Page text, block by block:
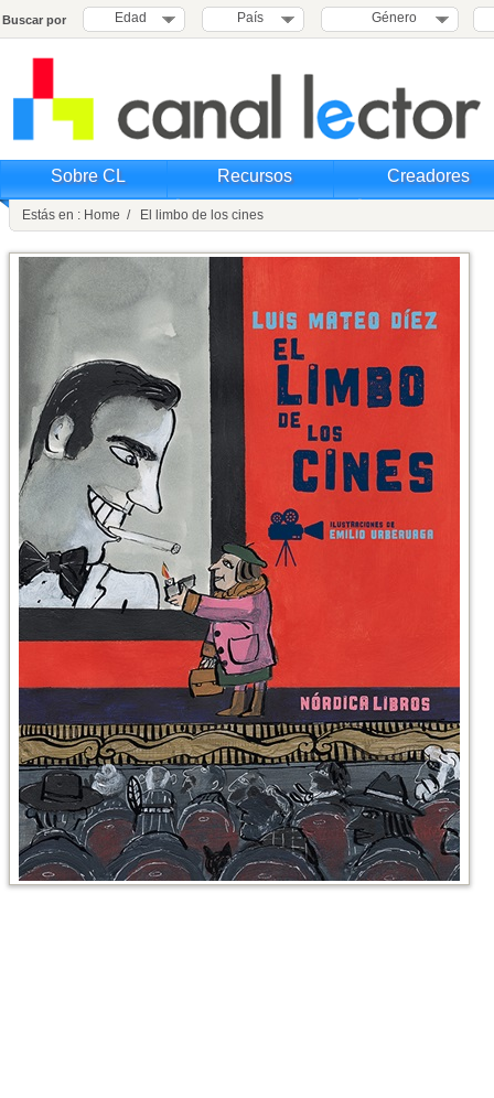
Buscar por Edad País Género
Sobre CL Recursos Creadores
Estás en : Home / El limbo de los cines